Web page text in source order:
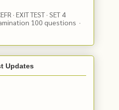
· EXIT TEST · SET 4
100 questions ·
Updates